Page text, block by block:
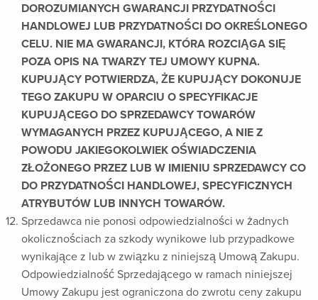
DOROZUMIANYCH GWARANCJI PRZYDATNOŚCI
HANDLOWEJ LUB PRZYDATNOŚCI DO OKREŚLONEGO
CELU. NIE MA GWARANCJI, KTÓRA ROZCIĄGA SIĘ
POZA OPIS NA TWARZY TEJ UMOWY KUPNA.
KUPUJĄCY POTWIERDZA, ŻE KUPUJĄCY DOKONUJE
TEGO ZAKUPU W OPARCIU O SPECYFIKACJE
KUPUJĄCEGO DO SPRZEDAWCY TOWARÓW
WYMAGANYCH PRZEZ KUPUJĄCEGO, A NIE Z
POWODU JAKIEGOKOLWIEK OŚWIADCZENIA
ZŁOŻONEGO PRZEZ LUB W IMIENIU SPRZEDAWCY CO
DO PRZYDATNOŚCI HANDLOWEJ, SPECYFICZNYCH
ATRYBUTÓW LUB INNYCH TOWARÓW.
Sprzedawca nie ponosi odpowiedzialności w żadnych
okolicznościach za szkody wynikowe lub przypadkowe
wynikające z lub w związku z niniejszą Umową Zakupu.
Odpowiedzialność Sprzedającego w ramach niniejszej
Umowy Zakupu jest ograniczona do zwrotu ceny zakupu